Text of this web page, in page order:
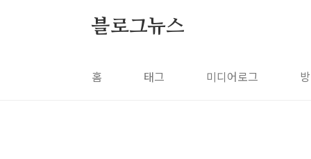
블로그뉴스
홈 태그 미디어로그